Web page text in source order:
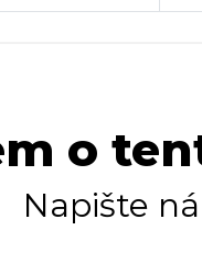
o
Napište